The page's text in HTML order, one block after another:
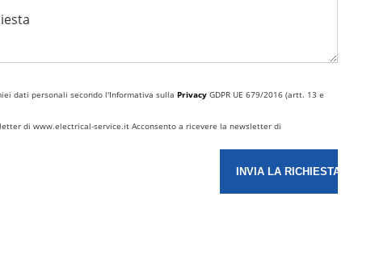
dati personali secondo l'Informativa sulla Privacy GDPR UE 679/2016 (artt. 13 e
di www.electrical-service.it Acconsento a ricevere la newsletter di